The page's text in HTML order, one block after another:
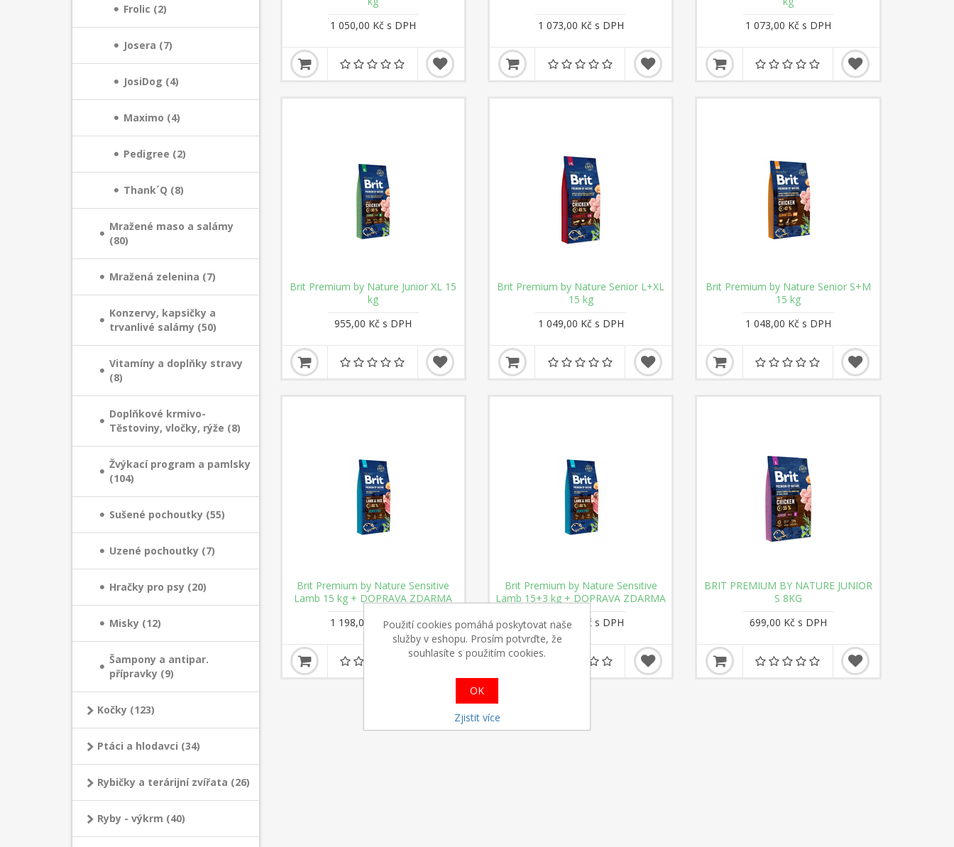
Frolic (2)
Josera (7)
JosiDog (4)
Maximo (4)
Pedigree (2)
Thank´Q (8)
Mražené maso a salámy
(80)
Mražená zelenina (7)
Konzervy, kapsičky a
trvanlivé salámy (50)
Vitamíny a doplňky stravy
(8)
Doplňkové krmivo-
Těstoviny, vločky, rýže (8)
Žvýkací program a pamlsky
(104)
Sušené pochoutky (55)
Uzené pochoutky (7)
Hračky pro psy (20)
Misky (12)
Šampony a antipar.
přípravky (9)
Kočky (123)
Ptáci a hlodavci (34)
Rybičky a terárijní zvířata (26)
Ryby - výkrm (40)
1 050,00 Kč s DPH
1 073,00 Kč s DPH
1 073,00 Kč s DPH
Brit Premium by Nature Junior XL 15
kg
955,00 Kč s DPH
Brit Premium by Nature Senior L+XL
15 kg
1 049,00 Kč s DPH
Brit Premium by Nature Senior S+M
15 kg
1 048,00 Kč s DPH
Brit Premium by Nature Sensitive
Lamb 15 kg + DOPRAVA ZDARMA
1 198,00 Kč s DPH
Brit Premium by Nature Sensitive
Lamb 15+3 kg + DOPRAVA ZDARMA
1 198,00 Kč s DPH
BRIT PREMIUM BY NATURE JUNIOR
S 8KG
699,00 Kč s DPH
Použití cookies pomáhá poskytovat naše
služby v eshopu. Prosím potvrďte, že
souhlasíte s použitím cookies.
OK
Zjistit více